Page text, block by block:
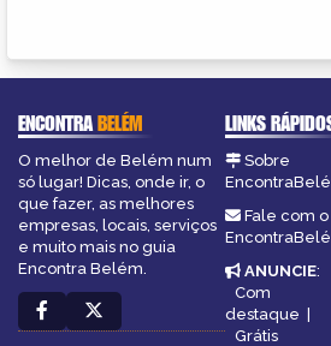
ENCONTRABELÉM
O melhor de Belém num
só lugar! Dicas, onde ir, o
que fazer, as melhores
empresas, locais, serviços
e muito mais no guia
Encontra Belém.
LINKS
Sobre
Fale com o
ANUNCIE:
Com
destaque |
Grátis